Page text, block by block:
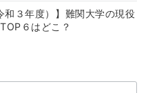
和３年度）】難関大学の現役
６はどこ？